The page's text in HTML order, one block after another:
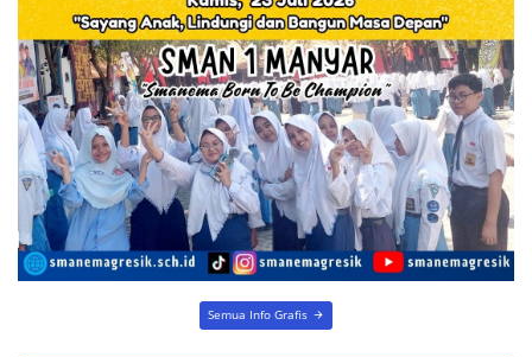
Semua Info Grafis